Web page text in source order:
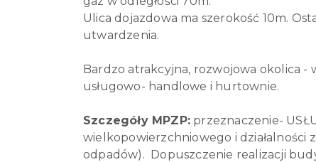
Ulica dojazdowa ma szerokość 10m.
utwardzenia.
Bardzo atrakcyjna, rozwojowa okolica
usługowo- handlowe i hurtownie.
Szczegóły MPZP: przeznaczenie-
wielkopowierzchniowego i działalności
odpadów). Dopuszczenie realizacji